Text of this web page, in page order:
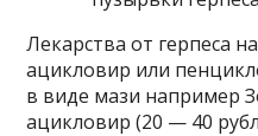
Лекарства от герпеса
ацикловир или
в виде мази например
ацикловир (20 — 40